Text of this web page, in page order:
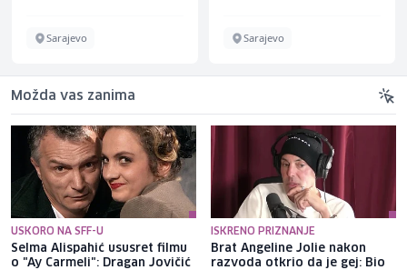
Sarajevo Sarajevo
Možda vas zanima
USKORO NA SFF-U
Selma Alispahić ususret filmu
o "Ay Carmeli": Dragan Jovičić
ISKRENO PRIZNANJE
Brat Angeline Jolie nakon
razvoda otkrio da je gej: Bio